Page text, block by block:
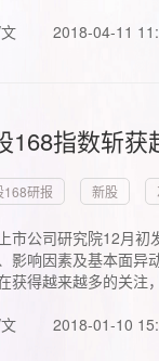
2018-04-11
168指数斩
168研报 新股
市公司研究院12月初
影响因素及基本面异
获得越来越多的关注
2018-01-10